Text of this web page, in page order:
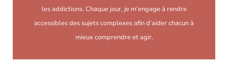
les addictions. Chaque jour, je m’engage à rendre
accessibles des sujets complexes afin d’aider chacun à
mieux comprendre et agir.